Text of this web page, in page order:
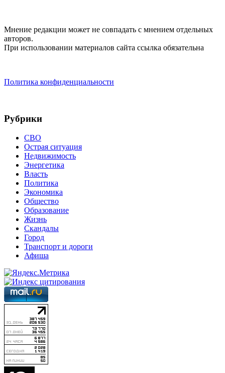
Мнение редакции может не совпадать с мнением отдельных
авторов.
При использовании материалов сайта ссылка обязательна
Политика конфиденциальности
Рубрики
СВО
Острая ситуация
Недвижимость
Энергетика
Власть
Политика
Экономика
Общество
Образование
Жизнь
Скандалы
Город
Транспорт и дороги
Афиша